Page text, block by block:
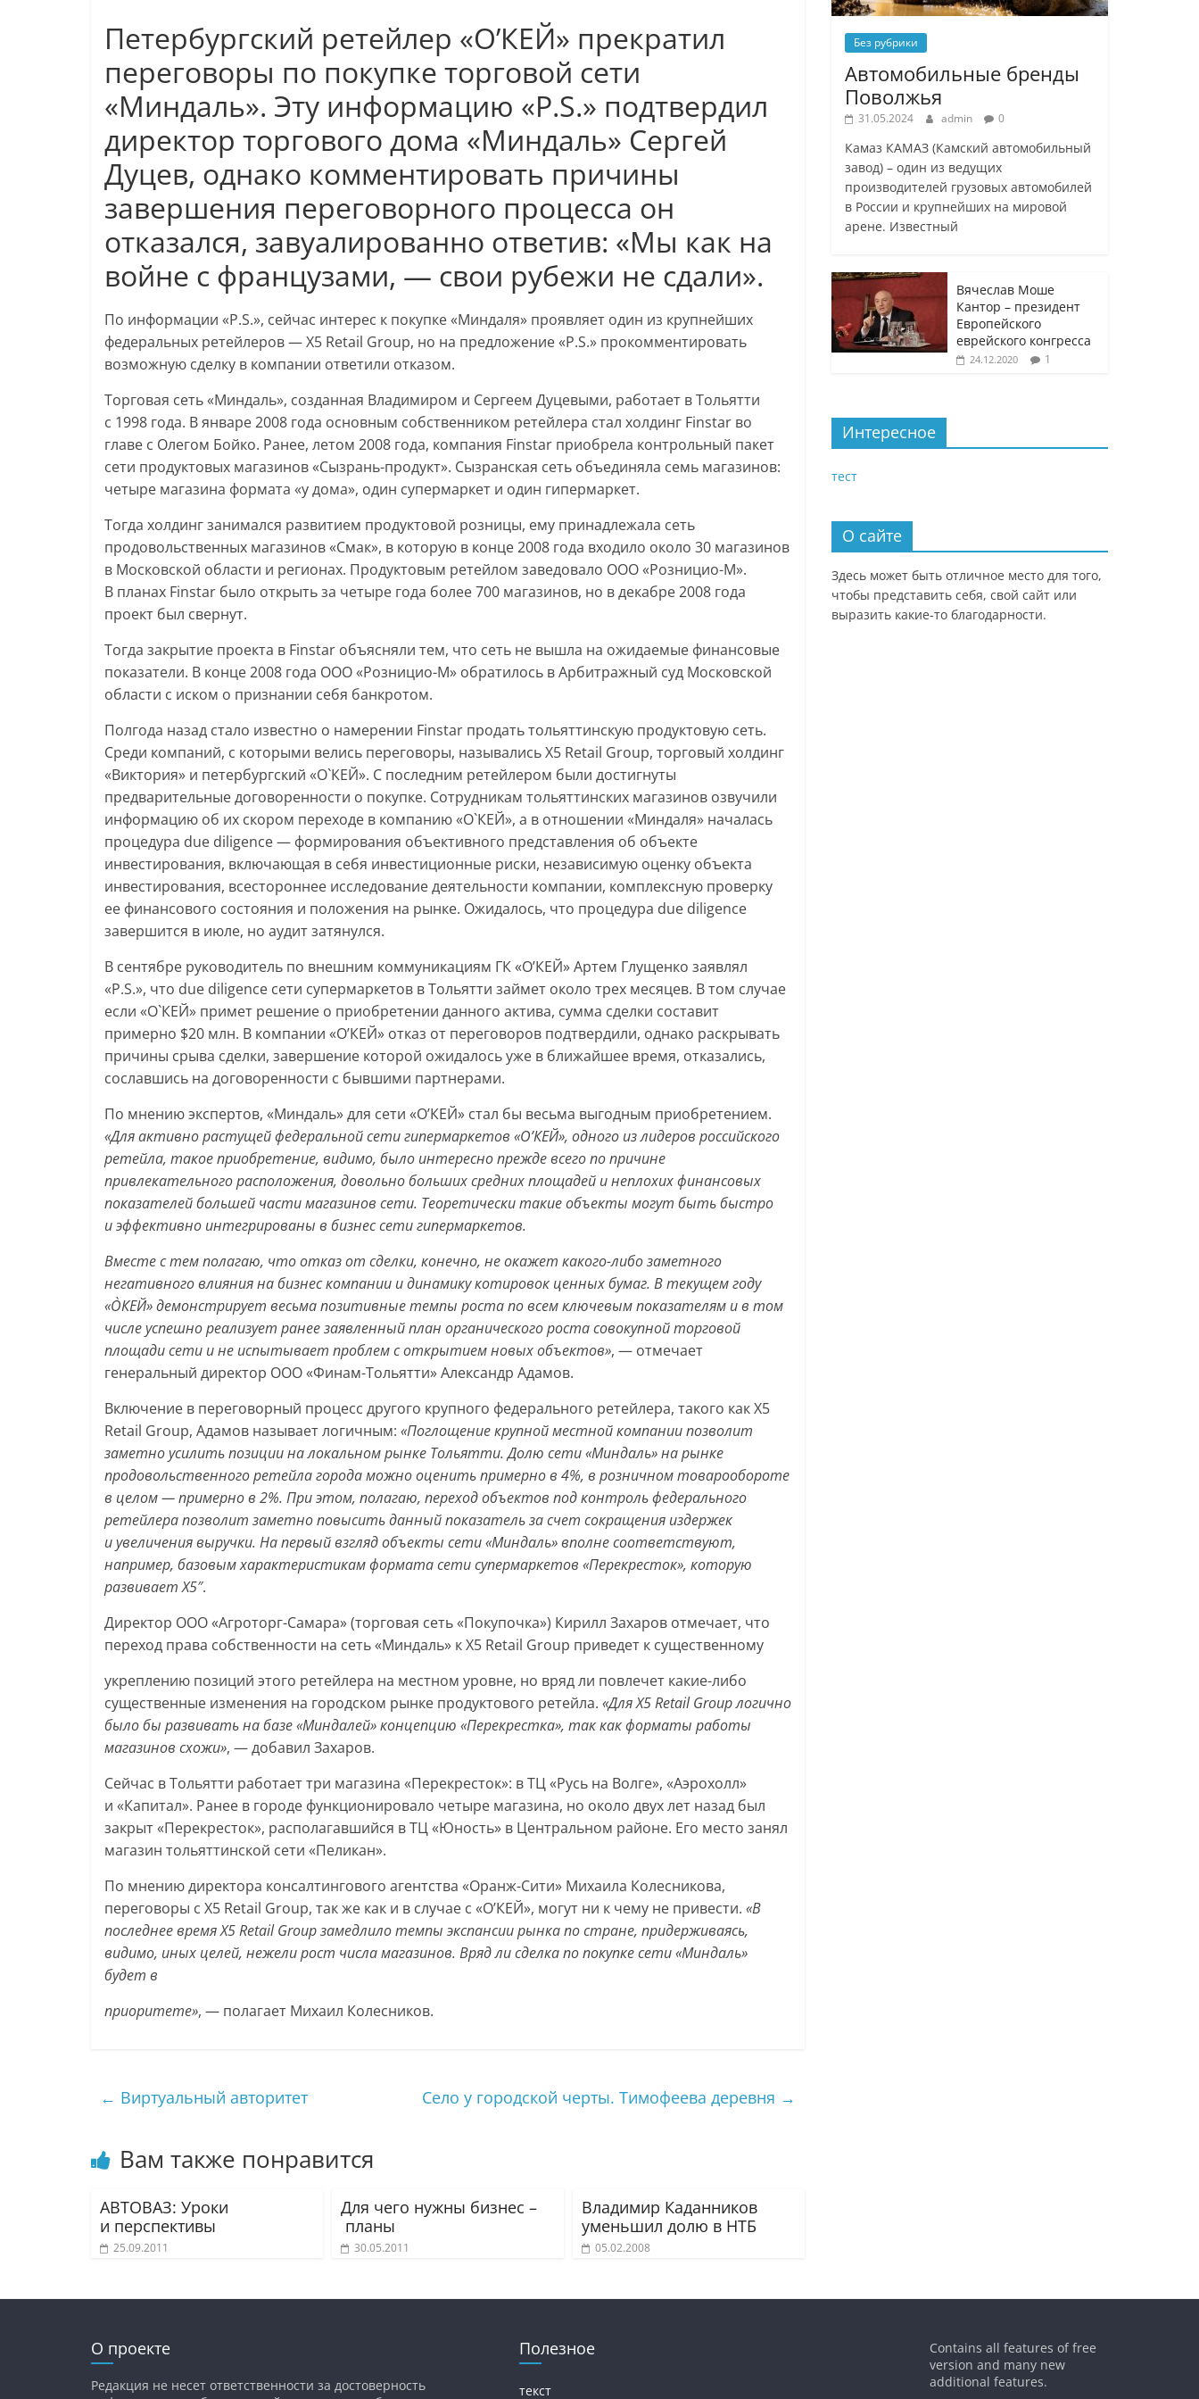
Петербургский ретейлер «О’КЕЙ» прекратил
переговоры по покупке торговой сети
«Миндаль». Эту информацию «P.S.» подтвердил
директор торгового дома «Миндаль» Сергей
Дуцев, однако комментировать причины
завершения переговорного процесса он
отказался, завуалированно ответив: «Мы как на
войне с французами, — свои рубежи не сдали».
По информации «P.S.», сейчас интерес к покупке «Миндаля» проявляет один из крупнейших
федеральных ретейлеров — X5 Retail Group, но на предложение «P.S.» прокомментировать
возможную сделку в компании ответили отказом.
Торговая сеть «Миндаль», созданная Владимиром и Сергеем Дуцевыми, работает в Тольятти
с 1998 года. В январе 2008 года основным собственником ретейлера стал холдинг Finstar во
главе с Олегом Бойко. Ранее, летом 2008 года, компания Finstar приобрела контрольный пакет
сети продуктовых магазинов «Сызрань-продукт». Сызранская сеть объединяла семь магазинов:
четыре магазина формата «у дома», один супермаркет и один гипермаркет.
Тогда холдинг занимался развитием продуктовой розницы, ему принадлежала сеть
продовольственных магазинов «Смак», в которую в конце 2008 года входило около 30 магазинов
в Московской области и регионах. Продуктовым ретейлом заведовало ООО «Розницио-М».
В планах Finstar было открыть за четыре года более 700 магазинов, но в декабре 2008 года
проект был свернут.
Тогда закрытие проекта в Finstar объясняли тем, что сеть не вышла на ожидаемые финансовые
показатели. В конце 2008 года ООО «Розницио-М» обратилось в Арбитражный суд Московской
области с иском о признании себя банкротом.
Полгода назад стало известно о намерении Finstar продать тольяттинскую продуктовую сеть.
Среди компаний, с которыми велись переговоры, назывались X5 Retail Group, торговый холдинг
«Виктория» и петербургский «О`КЕЙ». C последним ретейлером были достигнуты
предварительные договоренности о покупке. Сотрудникам тольяттинских магазинов озвучили
информацию об их скором переходе в компанию «О`КЕЙ», а в отношении «Миндаля» началась
процедура due diligence — формирования объективного представления об объекте
инвестирования, включающая в себя инвестиционные риски, независимую оценку объекта
инвестирования, всестороннее исследование деятельности компании, комплексную проверку
ее финансового состояния и положения на рынке. Ожидалось, что процедура due diligence
завершится в июле, но аудит затянулся.
В сентябре руководитель по внешним коммуникациям ГК «О’КЕЙ» Артем Глущенко заявлял
«P.S.», что due diligence сети супермаркетов в Тольятти займет около трех месяцев. В том случае
если «О`КЕЙ» примет решение о приобретении данного актива, сумма сделки составит
примерно $20 млн. В компании «О’КЕЙ» отказ от переговоров подтвердили, однако раскрывать
причины срыва сделки, завершение которой ожидалось уже в ближайшее время, отказались,
сославшись на договоренности с бывшими партнерами.
По мнению экспертов, «Миндаль» для сети «О’КЕЙ» стал бы весьма выгодным приобретением.
«Для активно растущей федеральной сети гипермаркетов «О’КЕЙ», одного из лидеров российского
ретейла, такое приобретение, видимо, было интересно прежде всего по причине
привлекательного расположения, довольно больших средних площадей и неплохих финансовых
показателей большей части магазинов сети. Теоретически такие объекты могут быть быстро
и эффективно интегрированы в бизнес сети гипермаркетов.
Вместе с тем полагаю, что отказ от сделки, конечно, не окажет какого-либо заметного
негативного влияния на бизнес компании и динамику котировок ценных бумаг. В текущем году
«О`КЕЙ» демонстрирует весьма позитивные темпы роста по всем ключевым показателям и в том
числе успешно реализует ранее заявленный план органического роста совокупной торговой
площади сети и не испытывает проблем с открытием новых объектов», — отмечает
генеральный директор ООО «Финам-Тольятти» Александр Адамов.
Включение в переговорный процесс другого крупного федерального ретейлера, такого как X5
Retail Group, Адамов называет логичным: «Поглощение крупной местной компании позволит
заметно усилить позиции на локальном рынке Тольятти. Долю сети «Миндаль» на рынке
продовольственного ретейла города можно оценить примерно в 4%, в розничном товарообороте
в целом — примерно в 2%. При этом, полагаю, переход объектов под контроль федерального
ретейлера позволит заметно повысить данный показатель за счет сокращения издержек
и увеличения выручки. На первый взгляд объекты сети «Миндаль» вполне соответствуют,
например, базовым характеристикам формата сети супермаркетов «Перекресток», которую
развивает Х5″.
Директор ООО «Агроторг-Самара» (торговая сеть «Покупочка») Кирилл Захаров отмечает, что
переход права собственности на сеть «Миндаль» к X5 Retail Group приведет к существенному
укреплению позиций этого ретейлера на местном уровне, но вряд ли повлечет какие-либо
существенные изменения на городском рынке продуктового ретейла. «Для X5 Retail Group логично
было бы развивать на базе «Миндалей» концепцию «Перекрестка», так как форматы работы
магазинов схожи», — добавил Захаров.
Сейчас в Тольятти работает три магазина «Перекресток»: в ТЦ «Русь на Волге», «Аэрохолл»
и «Капитал». Ранее в городе функционировало четыре магазина, но около двух лет назад был
закрыт «Перекресток», располагавшийся в ТЦ «Юность» в Центральном районе. Его место занял
магазин тольяттинской сети «Пеликан».
По мнению директора консалтингового агентства «Оранж-Сити» Михаила Колесникова,
переговоры с X5 Retail Group, так же как и в случае с «О’КЕЙ», могут ни к чему не привести. «В
последнее время X5 Retail Group замедлило темпы экспансии рынка по стране, придерживаясь,
видимо, иных целей, нежели рост числа магазинов. Вряд ли сделка по покупке сети «Миндаль»
будет в
приоритете», — полагает Михаил Колесников.
← Виртуальный авторитет Село у городской черты. Тимофеева деревня →
Вам также понравится
АВТОВАЗ: Уроки
и перспективы
25.09.2011
Для чего нужны бизнес –
планы
30.05.2011
Владимир Каданников
уменьшил долю в НТБ
05.02.2008
Без рубрики
Автомобильные бренды
Поволжья
31.05.2024 admin 0
Камаз КАМАЗ (Камский автомобильный
завод) – один из ведущих
производителей грузовых автомобилей
в России и крупнейших на мировой
арене. Известный
Вячеслав Моше
Кантор – президент
Европейского
еврейского конгресса
24.12.2020 1
Интересное
тест
О сайте
Здесь может быть отличное место для того,
чтобы представить себя, свой сайт или
выразить какие-то благодарности.
О проекте
Редакция не несет ответственности за достоверность
Полезное
текст
Contains all features of free
version and many new
additional features.